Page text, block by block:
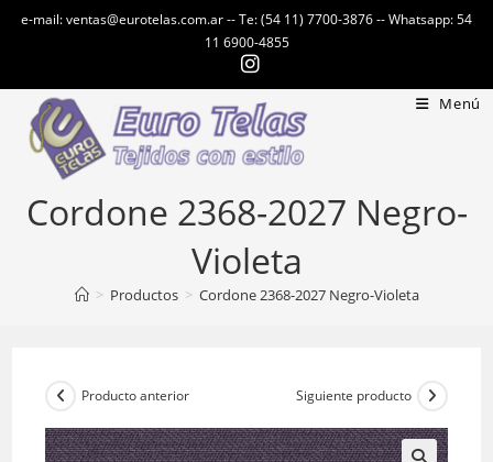
e-mail: ventas@eurotelas.com.ar -- Te: (54 11) 7700-3876 -- Whatsapp: 54
11 6900-4855
Menú
Cordone 2368-2027 Negro-
Violeta
> Productos > Cordone 2368-2027 Negro-Violeta
Producto anterior Siguiente producto